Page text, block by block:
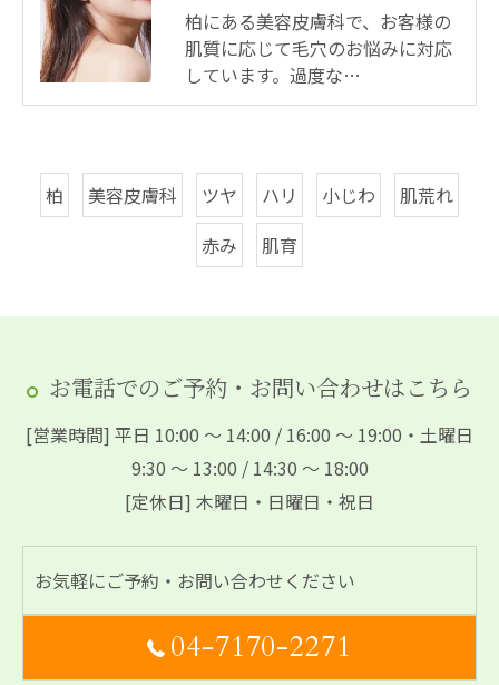
柏にある美容皮膚科で、お客様の
肌質に応じて毛穴のお悩みに対応
しています。過度な…
柏 美容皮膚科 ツヤ ハリ 小じわ
肌荒れ
赤み
肌育
お電話でのご予約・お問い合わせはこちら
[営業時間] 平日 10:00 ～ 14:00 / 16:00 ～ 19:00・土曜日
9:30 ～ 13:00 / 14:30 ～ 18:00
[定休日] 木曜日・日曜日・祝日
お気軽にご予約・お問い合わせください
04-7170-2271